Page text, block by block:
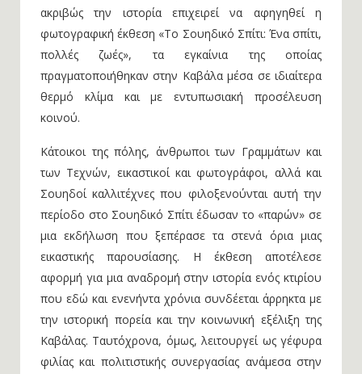
ακριβώς την ιστορία επιχειρεί να αφηγηθεί η
φωτογραφική έκθεση «Το Σουηδικό Σπίτι: Ένα σπίτι,
πολλές ζωές», τα εγκαίνια της οποίας
πραγματοποιήθηκαν στην Καβάλα μέσα σε ιδιαίτερα
θερμό κλίμα και με εντυπωσιακή προσέλευση
κοινού.
Κάτοικοι της πόλης, άνθρωποι των Γραμμάτων και
των Τεχνών, εικαστικοί και φωτογράφοι, αλλά και
Σουηδοί καλλιτέχνες που φιλοξενούνται αυτή την
περίοδο στο Σουηδικό Σπίτι έδωσαν το «παρών» σε
μια εκδήλωση που ξεπέρασε τα στενά όρια μιας
εικαστικής παρουσίασης. Η έκθεση αποτέλεσε
αφορμή για μια αναδρομή στην ιστορία ενός κτιρίου
που εδώ και ενενήντα χρόνια συνδέεται άρρηκτα με
την ιστορική πορεία και την κοινωνική εξέλιξη της
Καβάλας. Ταυτόχρονα, όμως, λειτουργεί ως γέφυρα
φιλίας και πολιτιστικής συνεργασίας ανάμεσα στην